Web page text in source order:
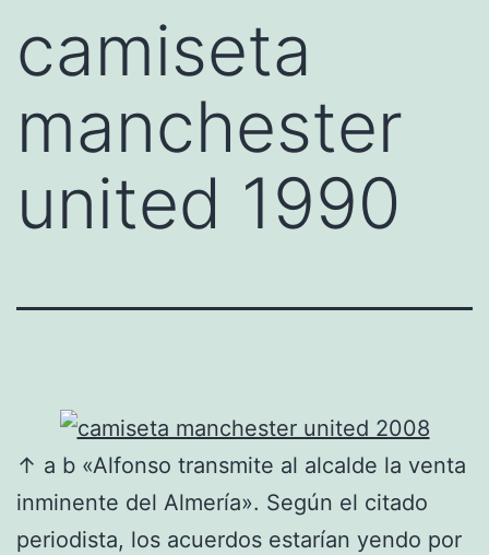
camiseta
manchester
united 1990
↑ a b «Alfonso transmite al alcalde la venta
inminente del Almería». Según el citado
periodista, los acuerdos estarían yendo por